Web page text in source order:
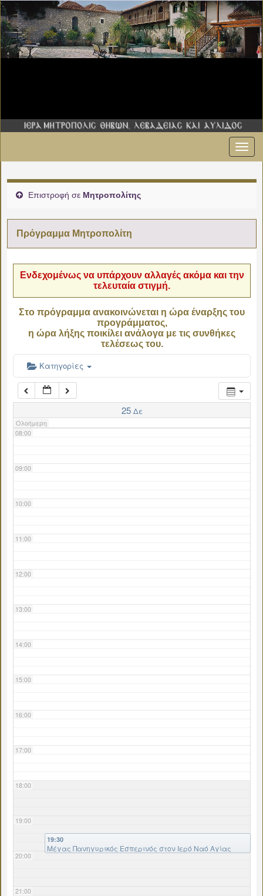
Επιστροφή σε Μητροπολίτης
Πρόγραμμα Μητροπολίτη
Ενδεχομένως να υπάρχουν αλλαγές ακόμα και την
τελευταία στιγμή.
Στο πρόγραμμα ανακοινώνεται η ώρα έναρξης του
προγράμματος,
η ώρα λήξης ποικίλει ανάλογα με τις συνθήκες
τελέσεως του.
Κατηγορίες
25 Δε
Ολοήμερη
02:00
06:00
07:00
08:00
09:00
10:00
11:00
12:00
13:00
14:00
15:00
16:00
17:00
18:00
19:00
20:00
21:00
19:30
Μέγας Πανηγυρικός Εσπερινός στον Ιερό Ναό Αγίας